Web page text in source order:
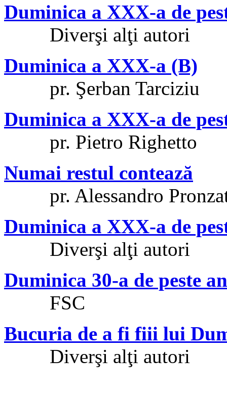
Duminica a XXX-a de
Diverşi alţi autori
Duminica a XXX-a (B)
pr. Şerban Tarciziu
Duminica a XXX-a de
pr. Pietro Righetto
Numai restul contează
pr. Alessandro
Duminica a XXX-a de
Diverşi alţi autori
Duminica 30-a de peste
FSC
Bucuria de a fi fiii lui
Diverşi alţi autori